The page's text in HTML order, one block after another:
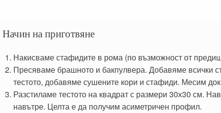
Начин на приготвяне
Накисваме стафидите в рома (по възможност от
Пресяваме брашното и бакпулвера. Добавяме всички
тестото, добавяме сушените кори и стафиди. Месим
Разстиламе тестото на квадрат с размери 30х30 см.
навътре. Целта е да получим асиметричен профил.